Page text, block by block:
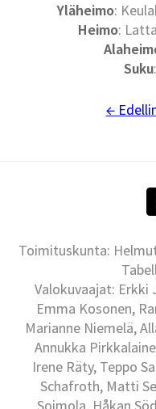
Yläheimo:
Heimo:
Suku:
←
Toimituskunta:
Valokuvaajat:
Emma Kosonen,
Marianne Niemelä,
Annukka
Irene Räty, Teppo
Schafroth, Matti